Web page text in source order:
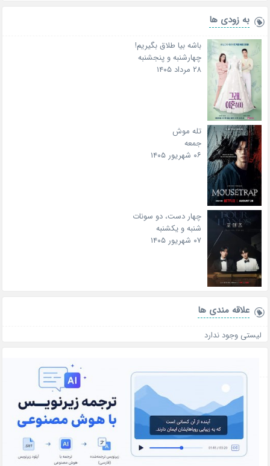
به زودی ها
باشه بیا طلاق بگیریم!
چهارشنبه و پنجشنبه
۲۸ مرداد ۱۴۰۵
تله موش
جمعه
۰۶ شهریور ۱۴۰۵
چهار دست، دو سونات
شنبه و یکشنبه
۰۷ شهریور ۱۴۰۵
علاقه‌ مندی ها
لیستی وجود ندارد